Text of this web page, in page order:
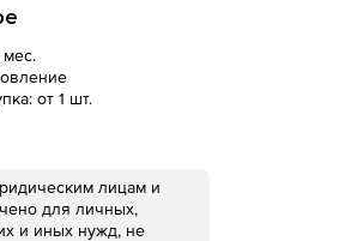
от 1 шт.
лицам и
для личных,
и иных нужд, не